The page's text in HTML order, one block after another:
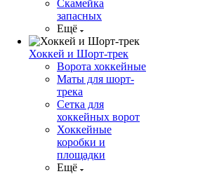
Скамейка
запасных
Ещё
Хоккей и Шорт-трек
Ворота хоккейные
Маты для шорт-
трека
Сетка для
хоккейных ворот
Хоккейные
коробки и
площадки
Ещё